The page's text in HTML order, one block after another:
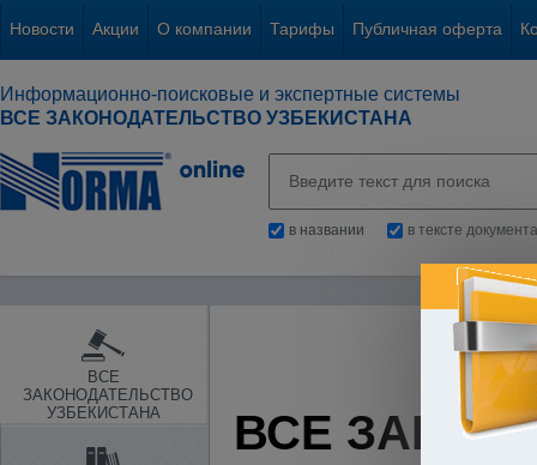
Новости Акции О компании Тарифы Публичная оферта
Информационно-поисковые и экспертные системы
ВСЕ ЗАКОНОДАТЕЛЬСТВО УЗБЕКИСТАНА
в названии в тексте документа
ВСЕ
ЗАКОНОДАТЕЛЬСТВО
УЗБЕКИСТАНА
ВСЕ